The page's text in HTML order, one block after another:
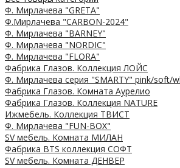
Ф. Мирлачева "GRETA"
Ф.Мирлачева "CARBON-2024"
Ф. Мирлачева "BARNEY"
Ф. Мирлачева "NORDIC"
Ф. Мирлачева "FLORA"
Фабрика Глазов. Коллекция ЛОЙС
Ф. Мирлачева серия "SMARTY" pink/soft/
Фабрика Глазов. Комната Аурелио
Фабрика Глазов. Коллекция NATURE
Ижмебель. Коллекция ТВИСТ
Ф. Мирлачева "FUN-BOX"
SV мебель. Комната МИЛАН
Фабрика BTS коллекция СОФТ
SV мебель. Комната ДЕНВЕР